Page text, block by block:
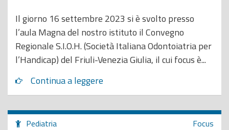
Il giorno 16 settembre 2023 si è svolto presso
l’aula Magna del nostro istituto il Convegno
Regionale S.I.O.H. (Società Italiana Odontoiatria per
l’Handicap) del Friuli-Venezia Giulia, il cui focus è...
Continua a leggere
Pediatria Focus